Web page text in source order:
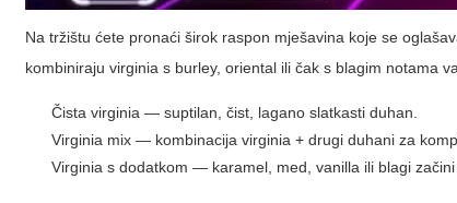
Na tržištu ćete pronaći širok raspon mješavina koje se
kombiniraju virginia s burley, oriental ili čak s blagim notama
Čista virginia — suptilan, čist, lagano slatkasti duhan.
Virginia mix — kombinacija virginia + drugi duhani za
Virginia s dodatkom — karamel, med, vanilla ili blagi